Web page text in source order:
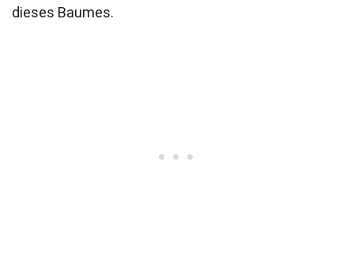
dieses Baumes.